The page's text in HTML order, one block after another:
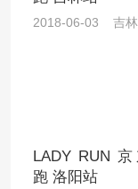
2018-06-03 吉林
LADY RUN
跑 洛阳站